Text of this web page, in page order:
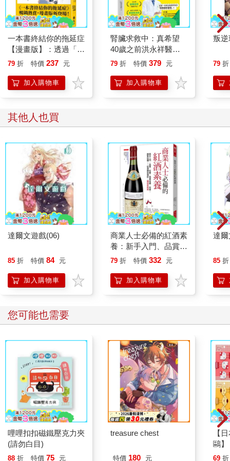
一本書終結你的拖延症
【漫畫版】：透過「小
行動」打開大腦的行動
「行動派」的37個科
學方法
79 折 特價 237 元
加入購物車
腎臟求救中：真希望
40歲之前洪永祥醫師
就告訴我這些事
79 折 特價 379 元
加入購物車
叛逆
79 折
其他人也買
達爾文遊戲(06)
85 折 特價 84 元
加入購物車
商業人士必備的紅酒素
養：新手入門、品賞、
佐餐，商業收藏、投
標到酒杯，懂這些就夠
79 折 特價 332 元
加入購物車
達爾
85 折
您可能也需要
哩哩扣扣磁鐵壓克力夾
(請勿白目)
88 折 特價 75 元
treasure chest
特價 180 元
【
鷗
(8款
69 折